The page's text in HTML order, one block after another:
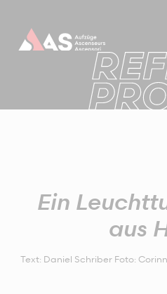
Ein
aus
Text: Daniel Schriber Foto: